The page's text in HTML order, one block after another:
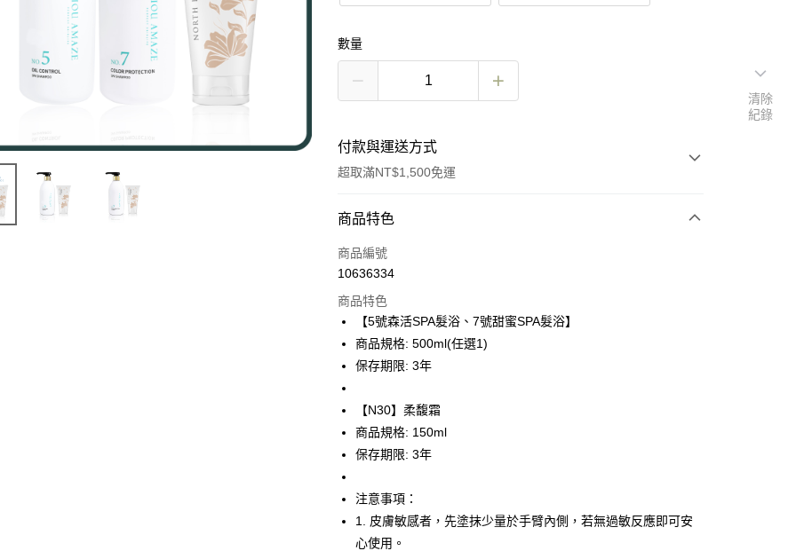
數量
付款與運送方式
超取滿NT$1,500免運
付款方式
信用卡一次付款
LINE Pay
Apple Pay
悠遊付
全家取貨付款
每筆NT$65，滿NT$1,500(含以上)免運費
商品特色
商品編號
10636334
商品特色
【5號森活SPA髮浴、7號甜蜜SPA髮浴】
商品規格: 500ml(任選1)
保存期限: 3年
【N30】柔馥霜
商品規格: 150ml
保存期限: 3年
注意事項：
1. 皮膚敏感者，先塗抹少量於手臂內側，若無過敏反應即可安
心使用。
清除
紀錄